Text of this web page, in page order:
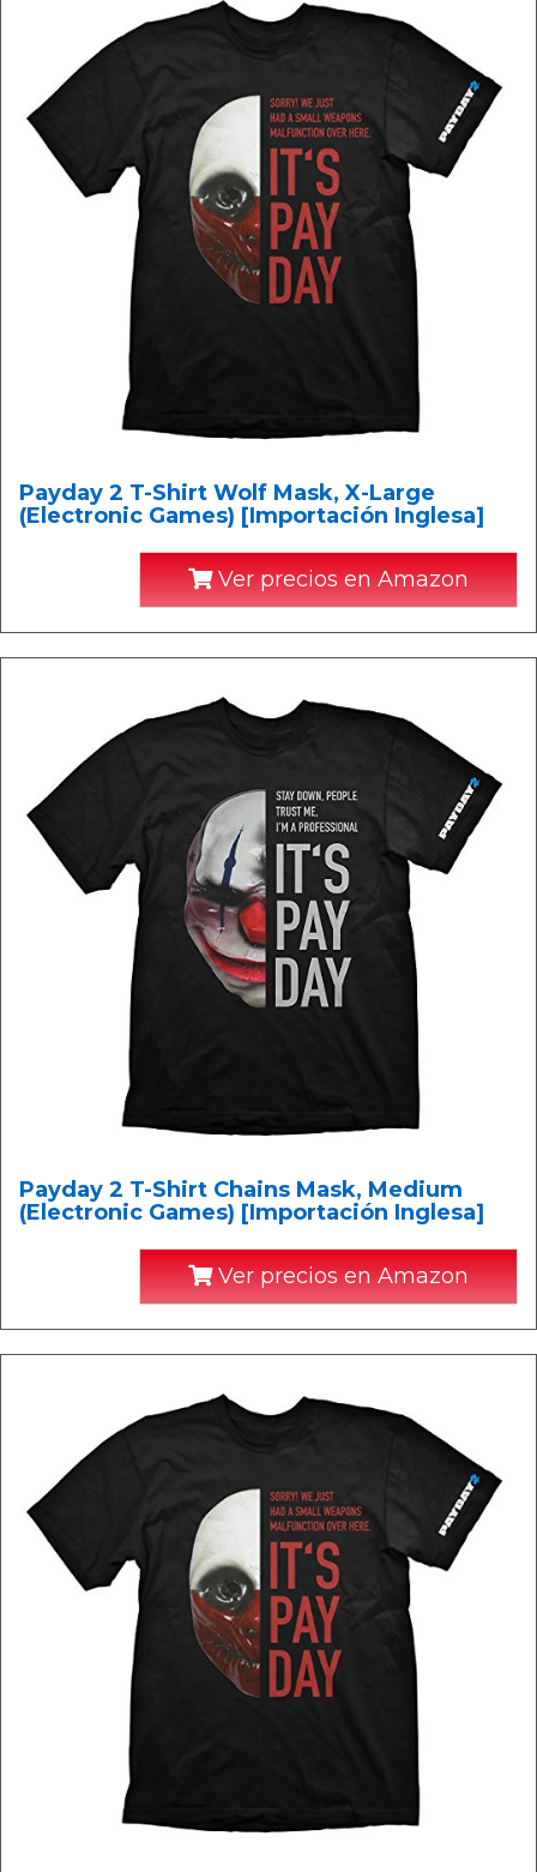
Payday 2 T-Shirt Wolf Mask, X-Large
(Electronic Games) [Importación Inglesa]
Ver precios en Amazon
Payday 2 T-Shirt Chains Mask, Medium
(Electronic Games) [Importación Inglesa]
Ver precios en Amazon